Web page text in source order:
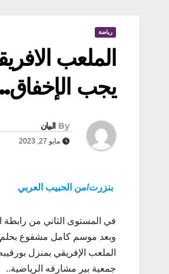
رياضة
الملعب
يجب الإخفاق..
By البيان
مايو 27, 2023
بنزرت/من الحبيب العربي
في المستوى الثاني من رابطة
وبعد موسم كامل مشفوع بحلم
الملعب الإفريقي بمنزل
جمعية بير مشارقه الرياضية..